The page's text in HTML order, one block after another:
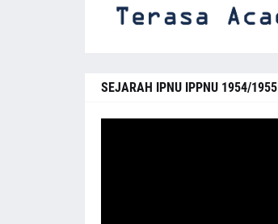
SEJARAH IPNU IPPNU 1954/1955